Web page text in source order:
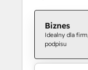
Biznes
Idealny dla
podpisu